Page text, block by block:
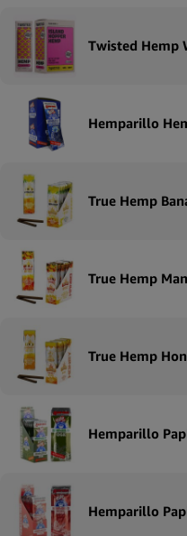
Twisted Hemp
True Hemp
True Hemp